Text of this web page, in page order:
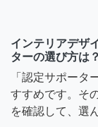
インテリアデザ
ターの選び方は？
「認定サポータ
すすめです。そ
を確認して、選